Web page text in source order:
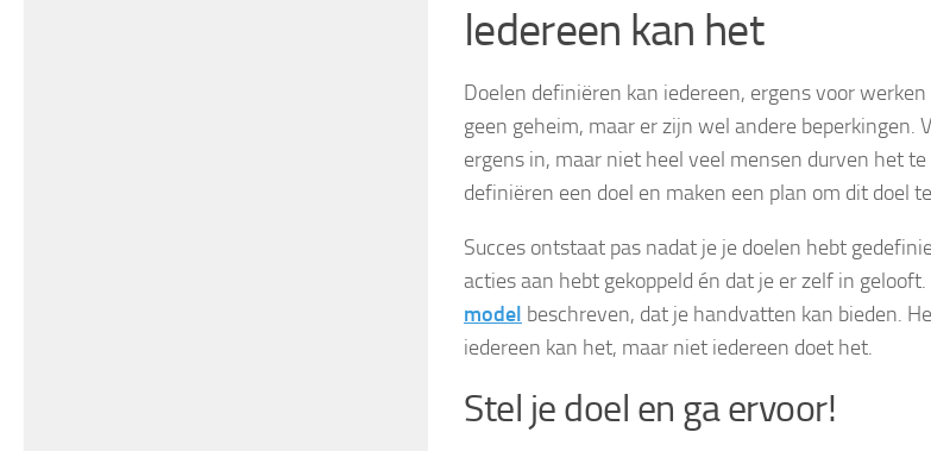
Iedereen kan het
Doelen definiëren kan iedereen, ergens voor
geen geheim, maar er zijn wel andere beperkingen.
ergens in, maar niet heel veel mensen durven het
definiëren een doel en maken een plan om dit doel
Succes ontstaat pas nadat je je doelen hebt
acties aan hebt gekoppeld én dat je er zelf in gelooft.
model beschreven, dat je handvatten kan bieden.
iedereen kan het, maar niet iedereen doet het.
Stel je doel en ga ervoor!